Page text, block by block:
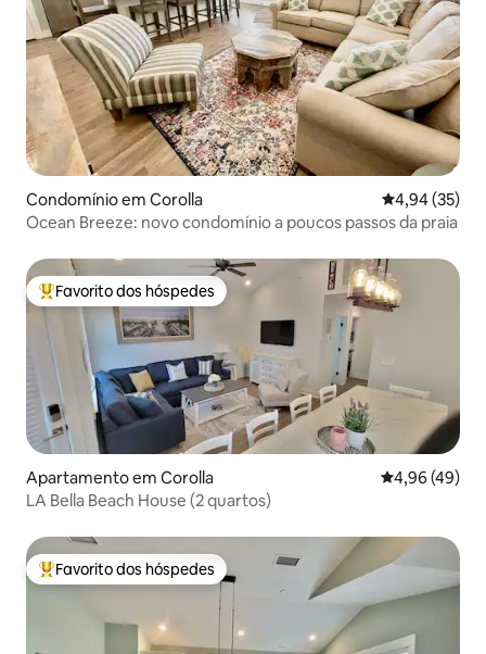
Condomínio em Corolla Classificação
4,94 (35)
Ocean Breeze: novo condomínio a poucos passos da praia
Favoritos dos hóspedes mais apreciados
Favorito dos hóspedes
Apartamento em Corolla Classificação
4,96 (49)
LA Bella Beach House (2 quartos)
Favoritos dos hóspedes mais apreciados
Favorito dos hóspedes